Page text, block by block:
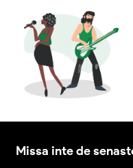
Missa inte de